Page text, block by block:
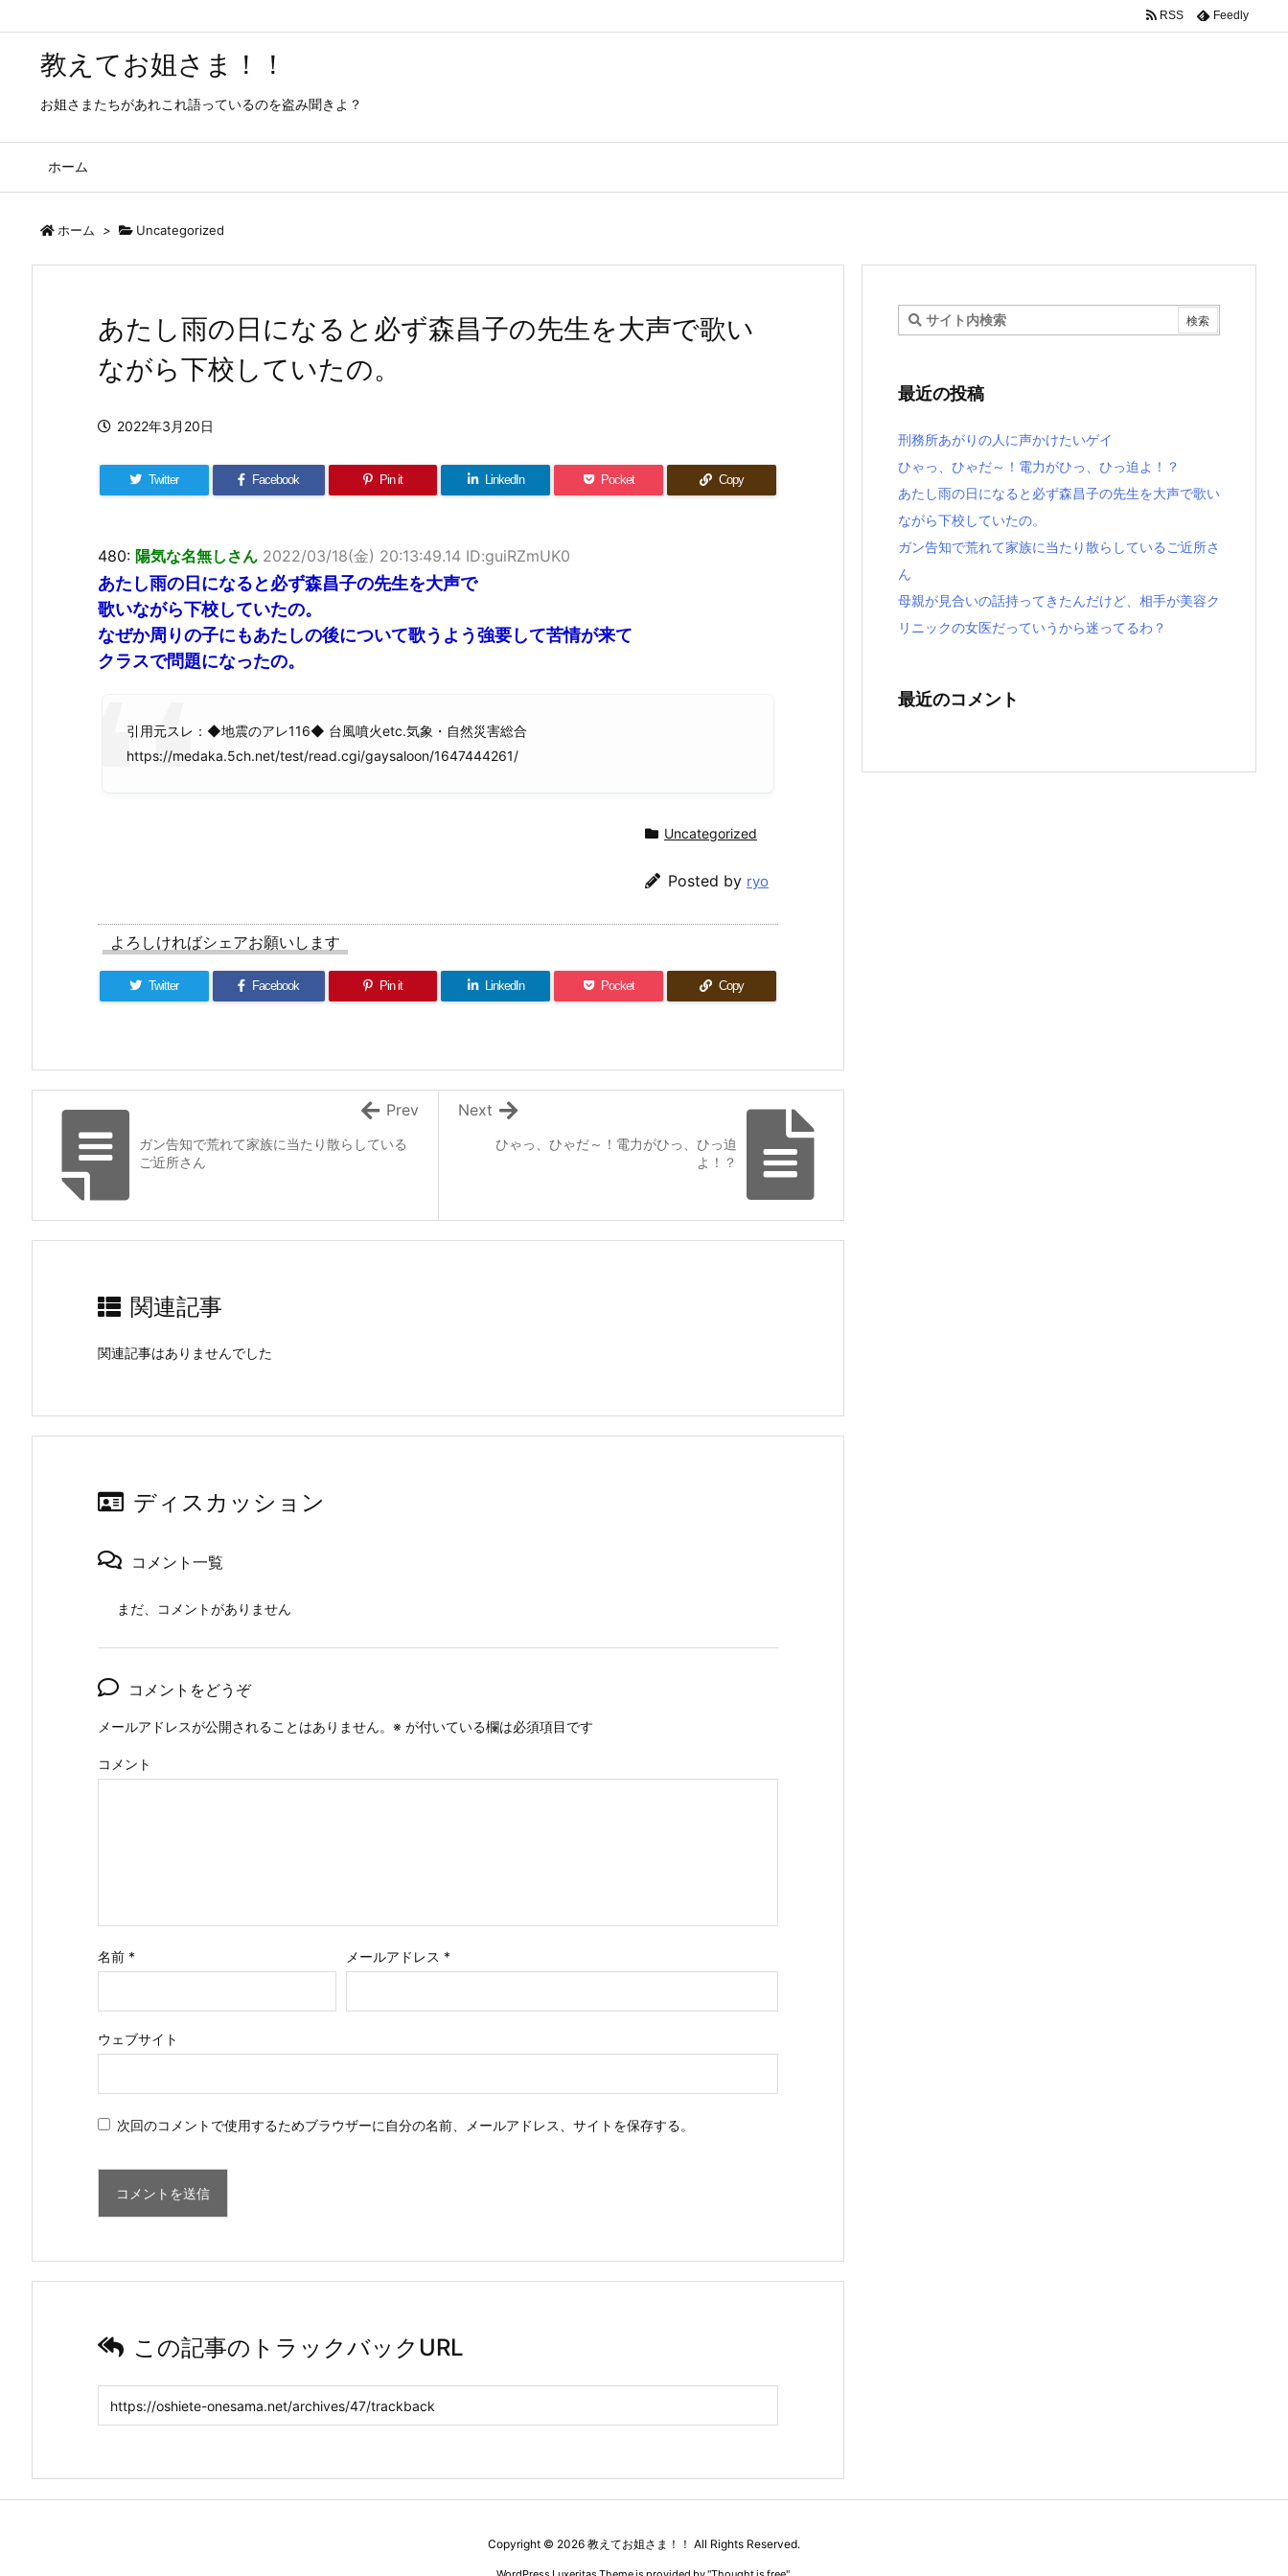
教えてお姐さま！！
お姐さまたちがあれこれ語っているのを盗み聞きよ？
ホーム
RSS Feedly
ホーム > Uncategorized
あたし雨の日になると必ず森昌子の先生を大声で歌い
ながら下校していたの。
2022年3月20日
Twitter Facebook Pin it LinkedIn Pocket Copy
480: 陽気な名無しさん 2022/03/18(金) 20:13:49.14 ID:guiRZmUK0
あたし雨の日になると必ず森昌子の先生を大声で
歌いながら下校していたの。
なぜか周りの子にもあたしの後について歌うよう強要して苦情が来て
クラスで問題になったの。
引用元スレ：◆地震のアレ116◆ 台風噴火etc.気象・自然災害総合
https://medaka.5ch.net/test/read.cgi/gaysaloon/1647444261/
Uncategorized
Posted by ryo
よろしければシェアお願いします
Twitter Facebook Pin it LinkedIn Pocket Copy
ひゃっ、ひゃだ～！電力がひっ、ひっ迫
よ！？
Next
ガン告知で荒れて家族に当たり散らしている
ご近所さん
Prev
関連記事
関連記事はありませんでした
ディスカッション
コメント一覧
まだ、コメントがありません
コメントをどうぞ
メールアドレスが公開されることはありません。 ※ が付いている欄は必須項目です
コメント
名前 * メールアドレス *
ウェブサイト
次回のコメントで使用するためブラウザーに自分の名前、メールアドレス、サイトを保存する。
この記事のトラックバックURL
最近の投稿
刑務所あがりの人に声かけたいゲイ
ひゃっ、ひゃだ～！電力がひっ、ひっ迫よ！？
あたし雨の日になると必ず森昌子の先生を大声で歌い
ながら下校していたの。
ガン告知で荒れて家族に当たり散らしているご近所さ
ん
母親が見合いの話持ってきたんだけど、相手が美容ク
リニックの女医だっていうから迷ってるわ？
最近のコメント
Copyright © 2026 教えてお姐さま！！ All Rights Reserved.